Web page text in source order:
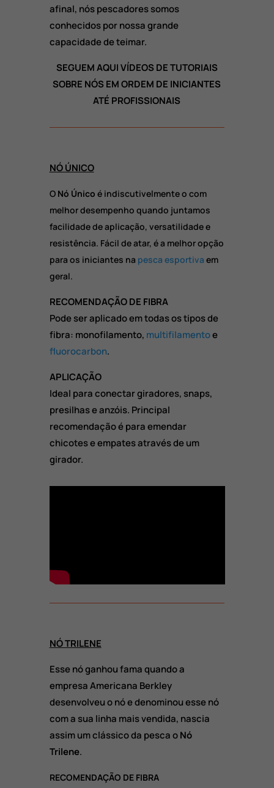
afinal, nós pescadores somos
conhecidos por nossa grande
capacidade de teimar.
SEGUEM AQUI VÍDEOS DE TUTORIAIS
SOBRE NÓS EM ORDEM DE INICIANTES
ATÉ PROFISSIONAIS
NÓ ÚNICO
O Nó Único é indiscutivelmente o com
melhor desempenho quando juntamos
facilidade de aplicação, versatilidade e
resistência. Fácil de atar, é a melhor opção
para os iniciantes na pesca esportiva em
geral.
RECOMENDAÇÃO DE FIBRA
Pode ser aplicado em todas os tipos de
fibra: monofilamento, multifilamentoe
fluorocarbon.
APLICAÇÃO
Ideal para conectar giradores, snaps,
presilhas e anzóis. Principal
recomendação é para emendar
chicotes e empates através de um
girador.
NÓ TRILENE
Esse nó ganhou fama quando a
empresa Americana Berkley
desenvolveu o nó e denominou esse nó
com a sua linha mais vendida, nascia
assim um clássico da pesca oNó
Trilene.
RECOMENDAÇÃO DE FIBRA